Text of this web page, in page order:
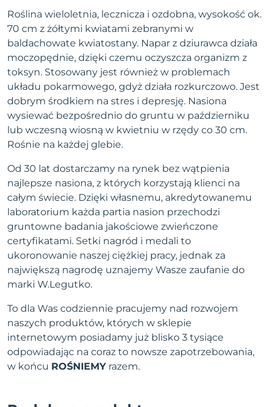
Roślina wieloletnia, lecznicza i ozdobna, wysokość ok.
70 cm z żółtymi kwiatami zebranymi w
baldachowate kwiatostany. Napar z dziurawca działa
moczopędnie, dzięki czemu oczyszcza organizm z
toksyn. Stosowany jest również w problemach
układu pokarmowego, gdyż działa rozkurczowo. Jest
dobrym środkiem na stres i depresję. Nasiona
wysiewać bezpośrednio do gruntu w październiku
lub wczesną wiosną w kwietniu w rzędy co 30 cm.
Rośnie na każdej glebie.
Od 30 lat dostarczamy na rynek bez wątpienia
najlepsze nasiona, z których korzystają klienci na
całym świecie. Dzięki własnemu, akredytowanemu
laboratorium każda partia nasion przechodzi
gruntowne badania jakościowe zwieńczone
certyfikatami. Setki nagród i medali to
ukoronowanie naszej ciężkiej pracy, jednak za
największą nagrodę uznajemy Wasze zaufanie do
marki W.Legutko.
To dla Was codziennie pracujemy nad rozwojem
naszych produktów, których w sklepie
internetowym posiadamy już blisko 3 tysiące
odpowiadając na coraz to nowsze zapotrzebowania,
w końcu ROŚNIEMY razem.